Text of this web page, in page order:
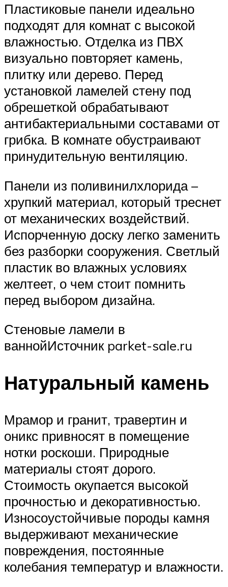
Пластиковые панели идеально
подходят для комнат с высокой
влажностью. Отделка из ПВХ
визуально повторяет камень,
плитку или дерево. Перед
установкой ламелей стену под
обрешеткой обрабатывают
антибактериальными составами от
грибка. В комнате обустраивают
принудительную вентиляцию.
Панели из поливинилхлорида –
хрупкий материал, который треснет
от механических воздействий.
Испорченную доску легко заменить
без разборки сооружения. Светлый
пластик во влажных условиях
желтеет, о чем стоит помнить
перед выбором дизайна.
Стеновые ламели в
ваннойИсточник parket-sale.ru
Натуральный камень
Мрамор и гранит, травертин и
оникс привносят в помещение
нотки роскоши. Природные
материалы стоят дорого.
Стоимость окупается высокой
прочностью и декоративностью.
Износоустойчивые породы камня
выдерживают механические
повреждения, постоянные
колебания температур и влажности.